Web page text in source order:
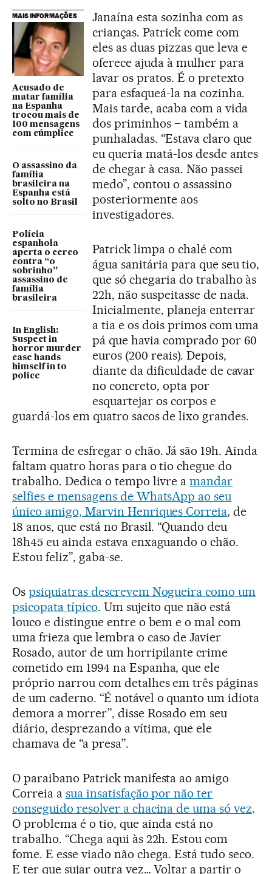
MAIS INFORMAÇÕES
Acusado de
matar família
na Espanha
trocou mais de
100 mensagens
com cúmplice
O assassino da
família
brasileira na
Espanha está
solto no Brasil
Polícia
espanhola
aperta o cerco
contra “o
sobrinho”
assassino de
família
brasileira
In English:
Suspect in
horror murder
case hands
himself in to
police
Janaína esta sozinha com as
crianças. Patrick come com
eles as duas pizzas que leva e
oferece ajuda à mulher para
lavar os pratos. É o pretexto
para esfaqueá-la na cozinha.
Mais tarde, acaba com a vida
dos priminhos – também a
punhaladas. “Estava claro que
eu queria matá-los desde antes
de chegar à casa. Não passei
medo”, contou o assassino
posteriormente aos
investigadores.
Patrick limpa o chalé com
água sanitária para que seu tio,
que só chegaria do trabalho às
22h, não suspeitasse de nada.
Inicialmente, planeja enterrar
a tia e os dois primos com uma
pá que havia comprado por 60
euros (200 reais). Depois,
diante da dificuldade de cavar
no concreto, opta por
esquartejar os corpos e
guardá-los em quatro sacos de lixo grandes.
Termina de esfregar o chão. Já são 19h. Ainda
faltam quatro horas para o tio chegue do
trabalho. Dedica o tempo livre amandar
selfies e mensagens de WhatsApp ao seu
único amigo, Marvin Henriques Correia, de
18 anos, que está no Brasil. “Quando deu
18h45 eu ainda estava enxaguando o chão.
Estou feliz”, gaba-se.
Os psiquiatras descrevem Nogueira como um
psicopata típico. Um sujeito que não está
louco e distingue entre o bem e o mal com
uma frieza que lembra o caso de Javier
Rosado, autor de um horripilante crime
cometido em 1994 na Espanha, que ele
próprio narrou com detalhes em três páginas
de um caderno. “É notável o quanto um idiota
demora a morrer”, disse Rosado em seu
diário, desprezando a vítima, que ele
chamava de “a presa”.
O paraibano Patrick manifesta ao amigo
Correia a sua insatisfação por não ter
conseguido resolver a chacina de uma só vez.
O problema é o tio, que ainda está no
trabalho. “Chega aqui às 22h. Estou com
fome. E esse viado não chega. Está tudo seco.
E ter que sujar outra vez… Voltar a partir o